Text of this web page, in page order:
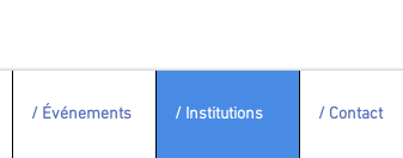
/ Événements / Institutions / Contact